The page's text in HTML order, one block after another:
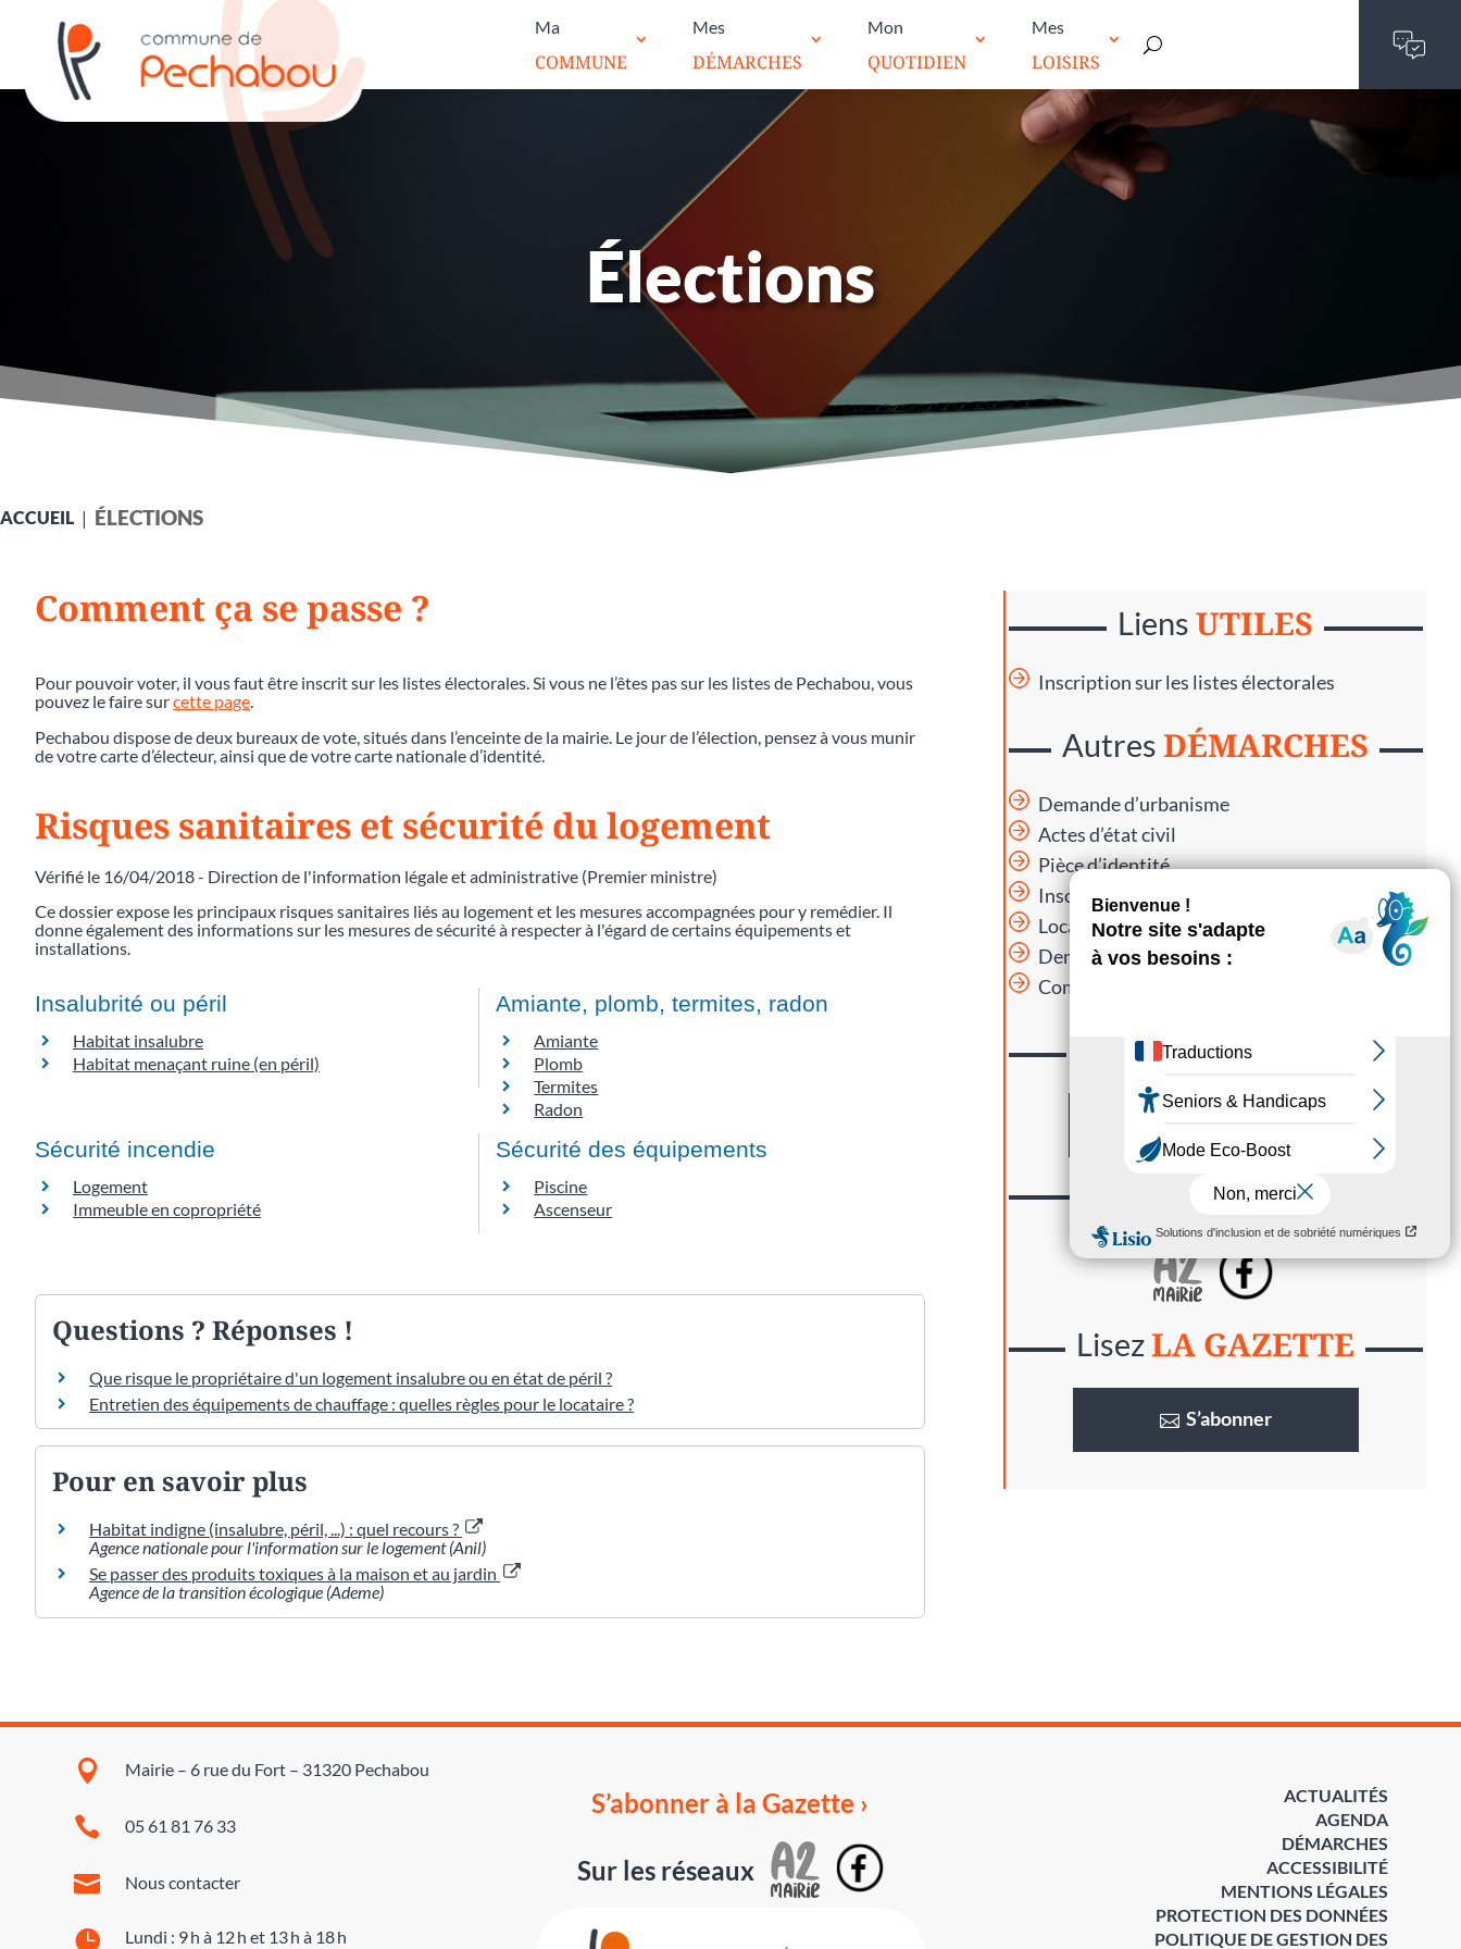
Ma
COMMUNE
Mes
DÉMARCHES
Mon
QUOTIDIEN
Mes
LOISIRS
Élections
ACCUEIL ÉLECTIONS
Comment ça se passe ?
Pour pouvoir voter, il vous faut être inscrit sur les listes électorales. Si vous ne l’êtes pas sur les listes de Pechabou, vous
pouvez le faire surcette page
Pechabou dispose de deux bureaux de vote, situés dans l’enceinte de la mairie. Le jour de l’élection, pensez à vous munir
de votre carte d’électeur, ainsi que de votre carte nationale d’identité.
Risques sanitaires et sécurité du logement
Vérifié le 16/04/2018 - Direction de l'information légale et administrative (Premier ministre)
Ce dossier expose les principaux risques sanitaires liés au logement et les mesures accompagnées pour y remédier. Il
donne également des informations sur les mesures de sécurité à respecter à l'égard de certains équipements et
installations.
Insalubrité ou péril
Habitat insalubre
Habitat menaçant ruine (en péril)
Amiante, plomb, termites, radon
Amiante
Plomb
Termites
Radon
Sécurité incendie
Logement
Immeuble en copropriété
Sécurité des équipements
Piscine
Ascenseur
Questions ? Réponses !
Que risque le propriétaire d'un logement insalubre ou en état de péril ?
Entretien des équipements de chauffage : quelles règles pour le locataire ?
Pour en savoir plus
Habitat indigne (insalubre, péril, ...) : quel recours ?
Agence nationale pour l'information sur le logement (Anil)
Se passer des produits toxiques à la maison et au jardin
Agence de la transition écologique (Ademe)
LiensUTILES
Inscription sur les listes électorales
AutresDÉMARCHES
Demande d’urbanisme
Actes d’état civil
Pièce d’identité
Inscription listes électorales
Location de salle et matériel
Demande de subventions municipales
Comment se passe le permis de conduire ?
NousCONTACTER
SUIVRE
LisezLA GAZETTE
S’abonner
 Mairie – 6 rue du Fort – 31320 Pechabou
 05 61 81 76 33
 Nous contacter

Lundi : 9 h à 12 h et 13 h à 18 h
S’abonner à la Gazette ›
Sur les réseaux
ACTUALITÉS
AGENDA
DÉMARCHES
ACCESSIBILITÉ
MENTIONS LÉGALES
PROTECTION DES DONNÉES
POLITIQUE DE GESTION DES